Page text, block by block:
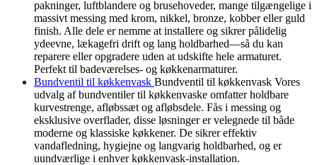
pakninger, luftblandere og brusehoveder, mange tilgængelige i
massivt messing med krom, nikkel, bronze, kobber eller guld
finish. Alle dele er nemme at installere og sikrer pålidelig
ydeevne, lækagefri drift og lang holdbarhed—så du kan
reparere eller opgradere uden at udskifte hele armaturet.
Perfekt til badeværelses- og køkkenarmaturer.
Bundventil til køkkenvask Bundventil til køkkenvask Vores
udvalg af bundventiler til køkkenvaske omfatter holdbare
kurvestrenge, afløbssæt og afløbsdele. Fås i messing og
eksklusive overflader, disse løsninger er velegnede til både
moderne og klassiske køkkener. De sikrer effektiv
vandafledning, hygiejne og langvarig holdbarhed, og er
uundværlige i enhver køkkenvask-installation.